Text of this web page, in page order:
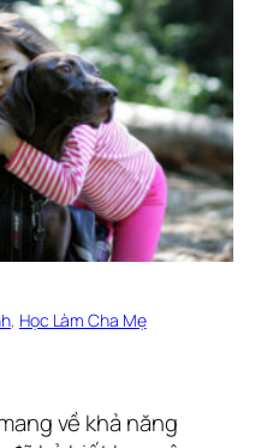
, Học Làm Cha Mẹ
về khả năng